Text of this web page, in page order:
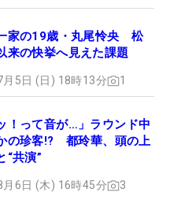
家の19歳・丸尾怜央 松
来の快挙へ見えた課題
5日 (日) 18時13分 1
！って音が…」ラウンド中
の珍客!? 都玲華、頭の上
“共演”
6日 (木) 16時45分 3